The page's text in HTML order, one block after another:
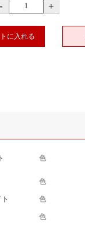
- +
に入れる
色
色
色
色